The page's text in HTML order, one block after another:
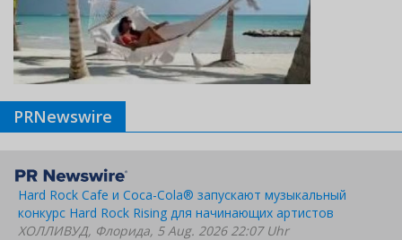
PRNewswire
Hard Rock Cafe и Coca-Cola® запускают музыкальный
конкурс Hard Rock Rising для начинающих артистов
ХОЛЛИВУД, Флорида, 5 Aug. 2026 22:07 Uhr